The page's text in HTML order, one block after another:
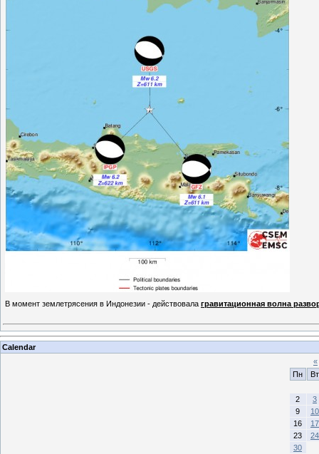
В момент землетрясения в Индонезии - действовала гравитационная волна
Calendar
«
Пн
Вт
2
3
9
10
16
17
23
24
30